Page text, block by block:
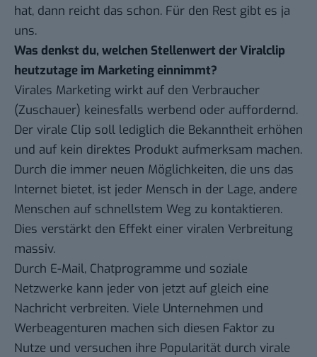
hat, dann reicht das schon. Für den Rest gibt es ja
uns.
Was denkst du, welchen Stellenwert der Viralclip
heutzutage im Marketing einnimmt?
Virales Marketing wirkt auf den Verbraucher
(Zuschauer) keinesfalls werbend oder auffordernd.
Der virale Clip soll lediglich die Bekanntheit erhöhen
und auf kein direktes Produkt aufmerksam machen.
Durch die immer neuen Möglichkeiten, die uns das
Internet bietet, ist jeder Mensch in der Lage, andere
Menschen auf schnellstem Weg zu kontaktieren.
Dies verstärkt den Effekt einer viralen Verbreitung
massiv.
Durch E-Mail, Chatprogramme und soziale
Netzwerke kann jeder von jetzt auf gleich eine
Nachricht verbreiten. Viele Unternehmen und
Werbeagenturen machen sich diesen Faktor zu
Nutze und versuchen ihre Popularität durch virale